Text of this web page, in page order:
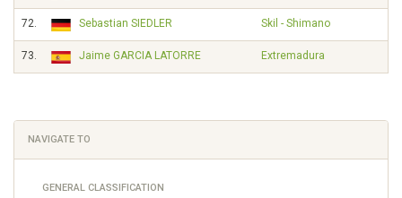
72. Sebastian SIEDLER Skil - Shimano
73. Jaime GARCIA LATORRE Extremadura
NAVIGATE TO
GENERAL CLASSIFICATION